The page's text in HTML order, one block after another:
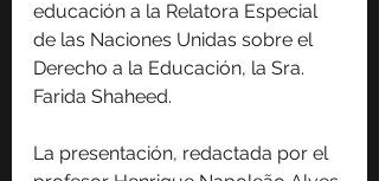
educación a la Relatora Especial
de las Naciones Unidas sobre el
Derecho a la Educación, la Sra.
Farida Shaheed.
La presentación, redactada por el